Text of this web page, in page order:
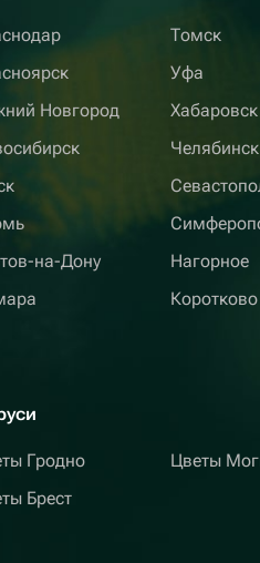
Новгород
на-Дону
Томск
Уфа
Хабаровск
Челябинск
Нагорное
Коротково
Гродно
Брест
Цветы